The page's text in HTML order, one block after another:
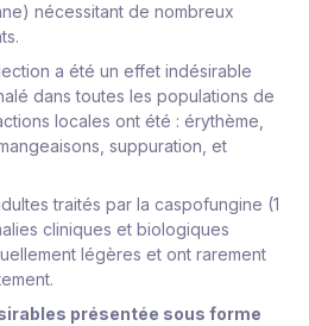
nécessitant de nombreux
a été un effet indésirable
dans toutes les populations de
locales ont été : érythème,
suppuration, et
traités par la caspofungine (1
cliniques et biologiques
légères et ont rarement
présentée sous forme